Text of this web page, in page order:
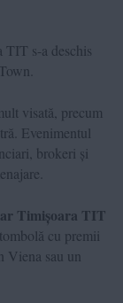
s-a deschis
visată, precum
Evenimentul
brokeri și
Timișoara TIT
cu premii
Viena sau un